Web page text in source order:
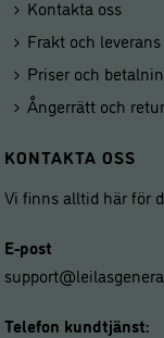
Kontakta oss
Frakt och leverans
Priser och
Ångerrätt och
KONTAKTA OSS
Vi finns alltid här för
E-post
Telefon kundtjänst: